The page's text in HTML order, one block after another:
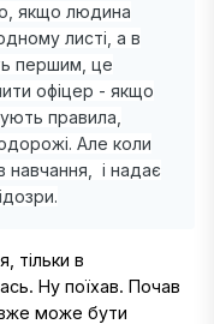
якщо людина
листі, а в
першим, це
офіцер - якщо
правила,
Але коли
навчання, і надає
тільки в
Ну поїхав. Почав
може бути